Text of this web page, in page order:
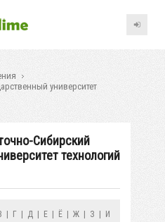
университет
Сибирский
технологий
Г Д Е Ё Ж З
И